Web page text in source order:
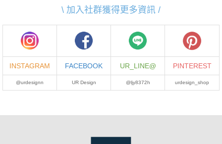
\ 加入社群獲得更多資訊 /
INSTAGRAM FACEBOOK UR_LINE@ PINTEREST
@urdesignn UR Design @ljy8372h urdesign_shop